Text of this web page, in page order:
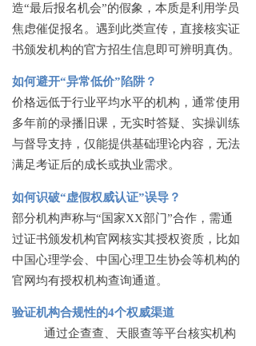
造“最后报名机会”的假象，本质是利用学员
焦虑催促报名。遇到此类宣传，直接核实证
书颁发机构的官方招生信息即可辨明真伪。
如何避开“异常低价”陷阱？
价格远低于行业平均水平的机构，通常使用
多年前的录播旧课，无实时答疑、实操训练
与督导支持，仅能提供基础理论内容，无法
满足考证后的成长或执业需求。
如何识破“虚假权威认证”误导？
部分机构声称与“国家XX部门”合作，需通
过证书颁发机构官网核实其授权资质，比如
中国心理学会、中国心理卫生协会等机构的
官网均有授权机构查询通道。
验证机构合规性的4个权威渠道
通过企查查、天眼查等平台核实机构